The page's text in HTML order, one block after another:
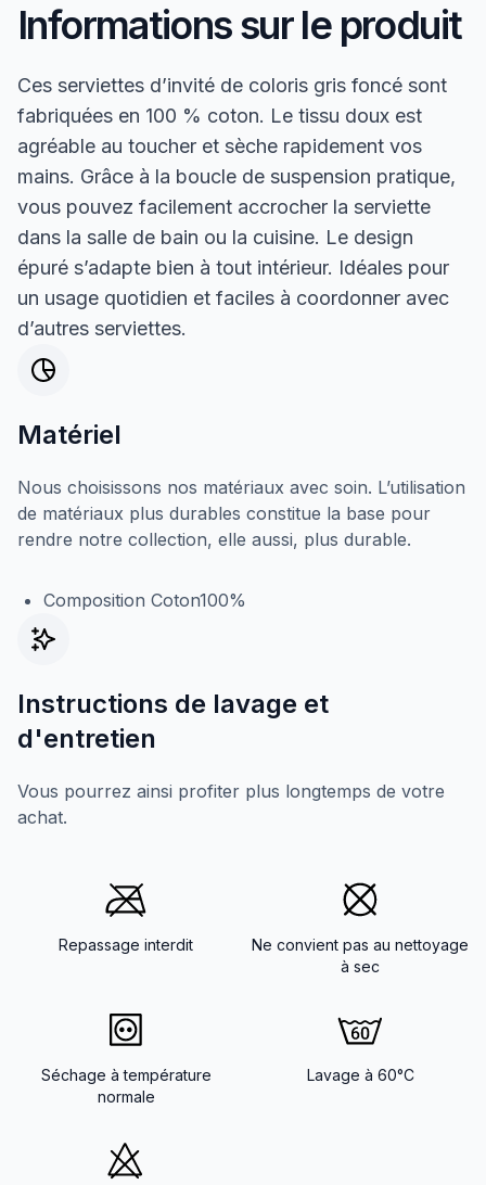
Informations sur le produit
Ces serviettes d’invité de coloris gris foncé sont
fabriquées en 100 % coton. Le tissu doux est
agréable au toucher et sèche rapidement vos
mains. Grâce à la boucle de suspension pratique,
vous pouvez facilement accrocher la serviette
dans la salle de bain ou la cuisine. Le design
épuré s’adapte bien à tout intérieur. Idéales pour
un usage quotidien et faciles à coordonner avec
d’autres serviettes.
Matériel
Nous choisissons nos matériaux avec soin. L’utilisation
de matériaux plus durables constitue la base pour
rendre notre collection, elle aussi, plus durable.
Composition Coton100%
Instructions de lavage et
d'entretien
Vous pourrez ainsi profiter plus longtemps de votre
achat.
Repassage interdit
Ne convient pas au nettoyage
à sec
Séchage à température
normale
Lavage à 60°C